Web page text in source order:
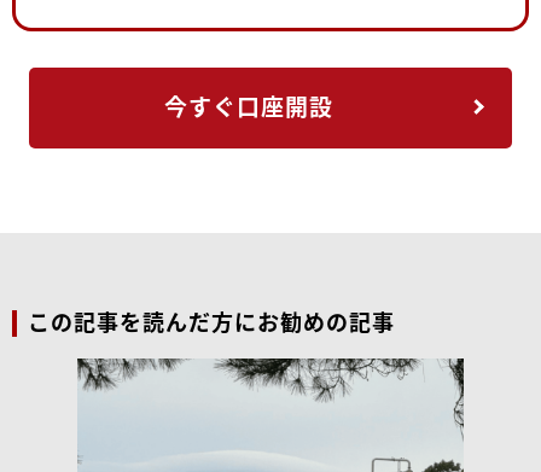
今すぐ口座開設
この記事を読んだ方にお勧めの記事